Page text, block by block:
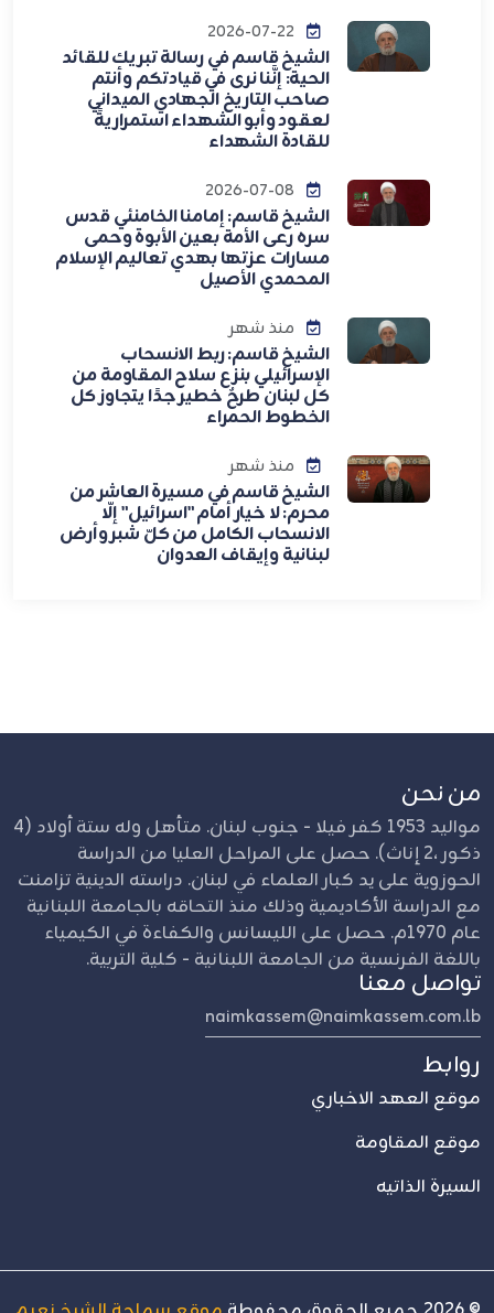
الشيخ قاسم في رسالة تبريك للقائد
الحية: إنَّنا نرى في قيادتكم وأنتم
صاحب التاريخ الجهادي الميداني
لعقود وأبو الشهداء استمراريةً
للقادة الشهداء
الشيخ قاسم: إمامنا الخامنئي قدس
سره رعى الأمة بعين الأبوة وحمى
مسارات عزتها بهدي تعاليم الإسلام
المحمدي الأصيل
منذ شهر
الشيخ قاسم: ربط الانسحاب
الإسرائيلي بنزع سلاح المقاومة من
كل لبنان طرحٌ خطير جدًا يتجاوز كل
الخطوط الحمراء
منذ شهر
الشيخ قاسم في مسيرة العاشر من
محرم: لا خيار أمام "اسرائيل" إلّا
الانسحاب الكامل من كلّ شبر وأرض
لبنانية وإيقاف العدوان
من نحن
مواليد 1953 كفر فيلا - جنوب لبنان. متأهل وله ستة أولاد (4
ذكور ،2 إناث). حصل على المراحل العليا من الدراسة
الحوزوية على يد كبار العلماء في لبنان. دراسته الدينية تزامنت
مع الدراسة الأكاديمية وذلك منذ التحاقه بالجامعة اللبنانية
عام 1970م. حصل على الليسانس والكفاءة في الكيمياء
باللغة الفرنسية من الجامعة اللبنانية - كلية التربية.
تواصل معنا
naimkassem@naimkassem.com.lb
روابط
موقع العهد الاخباري
موقع المقاومة
السيرة الذاتيه